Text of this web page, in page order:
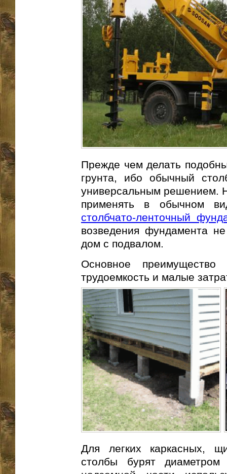
Прежде чем делать
грунта, ибо обычный
универсальным решением.
применять в обычном
столбчато-ленточный
возведения фундамента
дом с подвалом.
Основное
трудоемкость и малые
Для легких каркасных,
столбы бурят